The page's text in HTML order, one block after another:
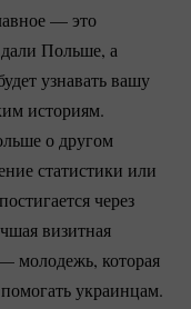
— это
Польше, а
узнавать вашу
историям.
о другом
статистики или
через
визитная
молодежь, которая
украинцам.